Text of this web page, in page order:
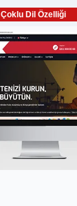
Çoklu Dil Özelliği